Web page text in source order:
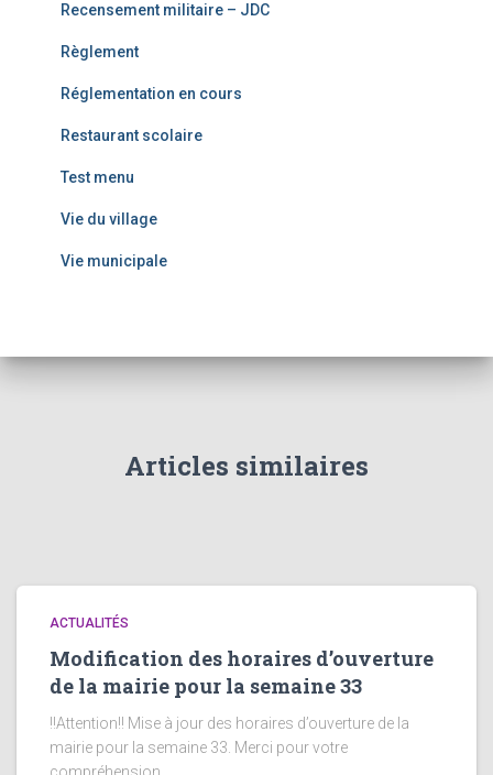
Recensement militaire – JDC
Règlement
Réglementation en cours
Restaurant scolaire
Test menu
Vie du village
Vie municipale
Articles similaires
ACTUALITÉS
Modification des horaires d’ouverture
de la mairie pour la semaine 33
!!Attention!! Mise à jour des horaires d’ouverture de la
mairie pour la semaine 33. Merci pour votre